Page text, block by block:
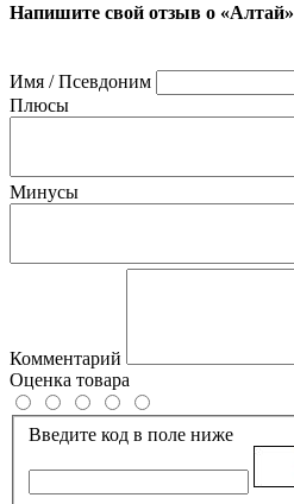
Напишите свой отзыв о «Алтай»
Имя / Псевдоним
Плюсы
Минусы
Комментарий
Оценка товара
Введите код в поле ниже